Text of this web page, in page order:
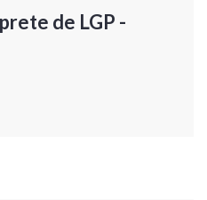
de LGP -